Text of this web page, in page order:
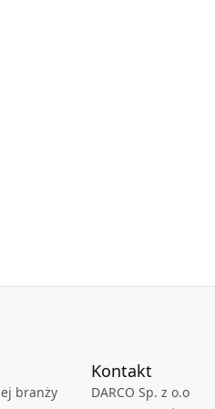
branży
Kontakt
DARCO Sp. z o.o